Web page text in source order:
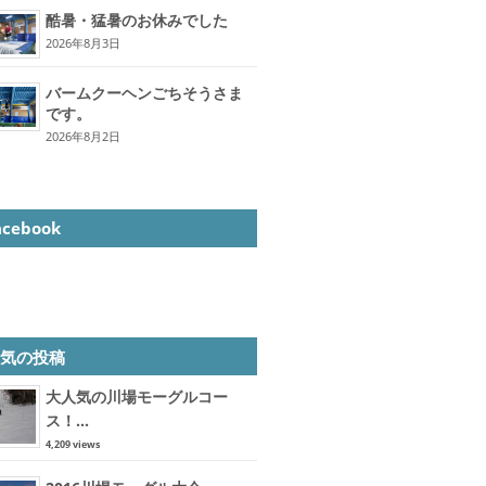
酷暑・猛暑のお休みでした
2026年8月3日
バームクーヘンごちそうさま
です。
2026年8月2日
の投稿
大人気の川場モーグルコー
ス！...
4,209 views